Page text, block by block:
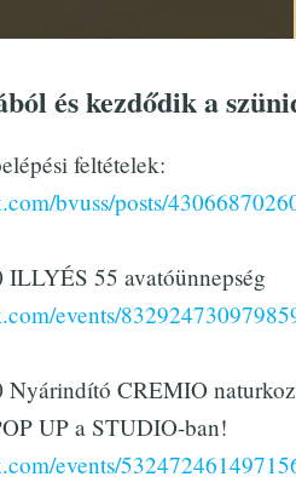
és kezdődik a
feltételek:
bvuss/posts/
55 avatóünnepség
events/
Nyárindító CREMIO
UP a STUDIO-ban!
events/